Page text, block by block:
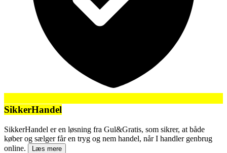
SikkerHandel
SikkerHandel er en løsning fra Gul&Gratis, som sikrer, at både
køber og sælger får en tryg og nem handel, når I handler genbrug
online.
Læs mere